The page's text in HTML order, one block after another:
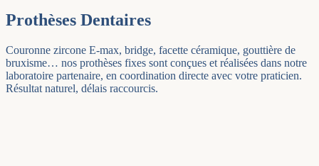
Prothèses Dentaires
Couronne zircone E-max, bridge, facette céramique, gouttière de
bruxisme… nos prothèses fixes sont conçues et réalisées dans notre
laboratoire partenaire, en coordination directe avec votre praticien.
Résultat naturel, délais raccourcis.